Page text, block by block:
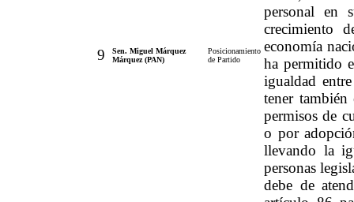
9
Sen. Miguel Márquez
Márquez (PAN)
Posicionamiento
de Partido
personal en
crecimiento
economía
ha permitido
igualdad
tener también
permisos de
o por
llevando la
personas
debe de